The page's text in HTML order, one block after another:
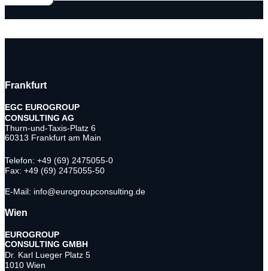
Frankfurt
EGC EUROGROUP
CONSULTING AG
Thurn-und-Taxis-Platz 6
60313 Frankfurt am Main
Telefon: +49 (69) 2475055-0
Fax: +49 (69) 2475055-50
E-Mail: info@eurogroupconsulting.de
Wien
EUROGROUP
CONSULTING GMBH
Dr. Karl Lueger Platz 5
1010 Wien